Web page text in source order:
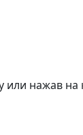
нажав на